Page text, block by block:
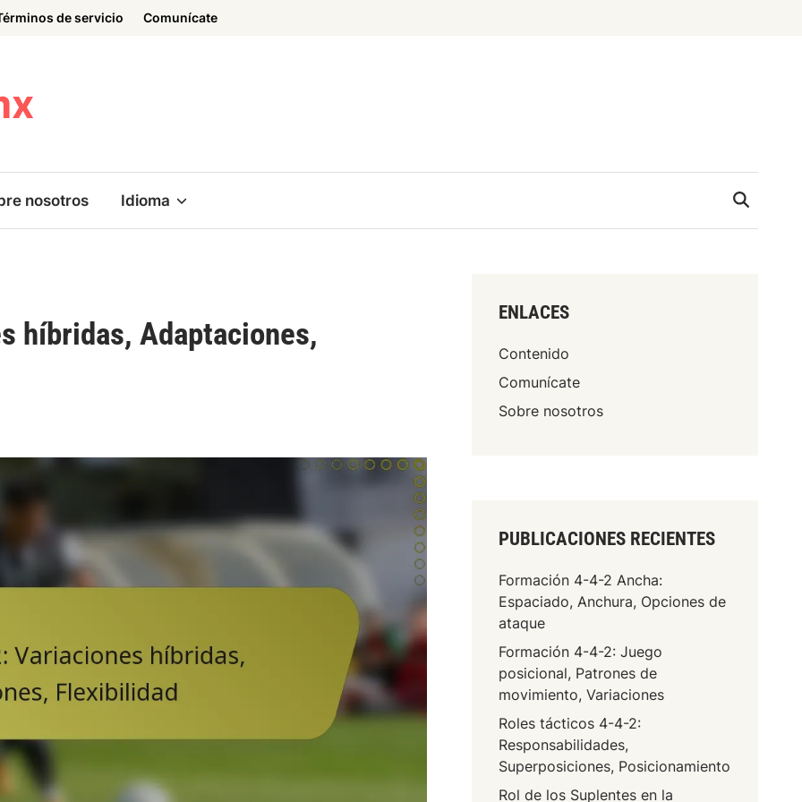
de servicio Comunícate
nosotros Idioma
híbridas, Adaptaciones,
ENLACES
Contenido
Comunícate
Sobre nosotros
PUBLICACIONES RECIENTES
Formación 4-4-2 Ancha:
Espaciado, Anchura, Opciones de
ataque
Formación 4-4-2: Juego
posicional, Patrones de
movimiento, Variaciones
Roles tácticos 4-4-2:
Responsabilidades,
Superposiciones, Posicionamiento
Rol de los Suplentes en la